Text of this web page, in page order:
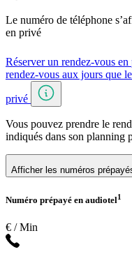
Le numéro de téléphone
en privé
Réserver un rendez-vous en
rendez-vous aux jours que
privé
Vous pouvez prendre le
indiqués dans son planning
Afficher les numéros
Numéro prépayé en audiotel1
€ / Min